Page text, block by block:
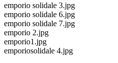
emporio solidale 3.jpg
emporio solidale 6.jpg
emporio solidale 7.jpg
emporio 2.jpg
emporio1.jpg
emporiosolidale 4.jpg